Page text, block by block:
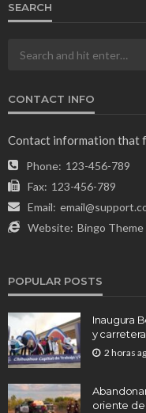
SEARCH
CONTACT INFO
Contact information that
Phone: 123-456-789
Fax: 123-456-789
Email:
Website: Bingo Theme
POPULAR POSTS
Inaugura
y
2 horas
oriente de